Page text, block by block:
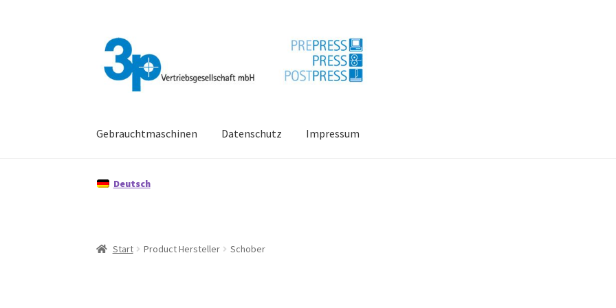
Navigation
springen
Zum
Inhalt
springen
Gebrauchtmaschinen Datenschutz Impressum
Deutsch
Start Product Hersteller Schober